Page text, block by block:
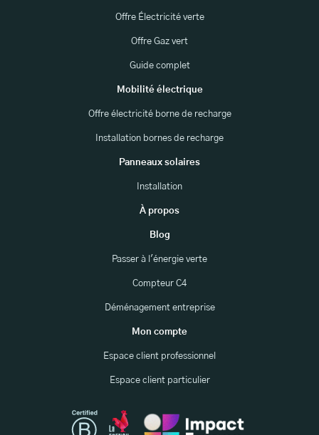
Offre Électricité verte
Offre Gaz vert
Guide complet
Mobilité électrique
Offre électricité borne de recharge
Installation bornes de recharge
Panneaux solaires
Installation
À propos
Blog
Passer à l'énergie verte
Compteur C4
Déménagement entreprise
Mon compte
Espace client professionnel
Espace client particulier